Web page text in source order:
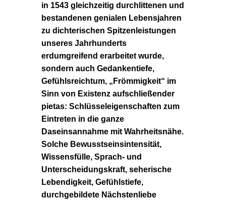
in 1543 gleichzeitig durchlittenen und
bestandenen genialen Lebensjahren
zu dichterischen Spitzenleistungen
unseres Jahrhunderts
erdumgreifend erarbeitet wurde,
sondern auch Gedankentiefe,
Gefühlsreichtum, „Frömmigkeit“ im
Sinn von Existenz aufschließender
pietas: Schlüsseleigenschaften zum
Eintreten in die ganze
Daseinsannahme mit Wahrheitsnähe.
Solche Bewusstseinsintensität,
Wissensfülle, Sprach- und
Unterscheidungskraft, seherische
Lebendigkeit, Gefühlstiefe,
durchgebildete Nächstenliebe